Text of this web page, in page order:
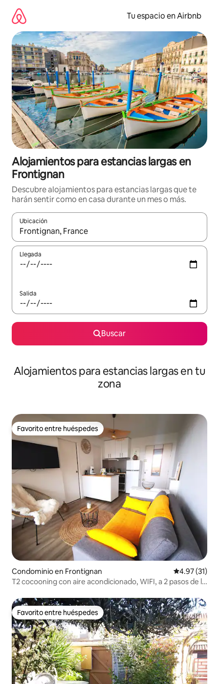
contenido
Tu espacio en Airbnb
Alojamientos para estancias largas en
Frontignan
Descubre alojamientos para estancias largas que te
harán sentir como en casa durante un mes o más.
Ubicación
Cuando los resultados estén disponibles, podrás navegar
Llegada
Salida
Buscar
Alojamientos para estancias largas en tu
zona
Favorito entre huéspedes
Favorito entre huéspedes
Condominio en Frontignan Calificación
4.97 (31)
T2 cocooning con aire acondicionado, WIFI, a 2 pasos de la
Favorito entre huéspedes
Favorito entre huéspedes